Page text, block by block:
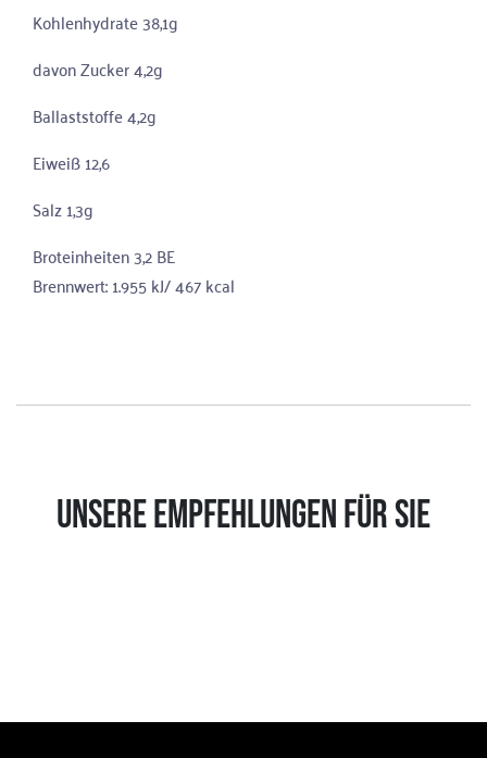
Kohlenhydrate 38,1g
davon Zucker 4,2g
Ballaststoffe 4,2g
Eiweiß 12,6
Salz 1,3g
Broteinheiten 3,2 BE
Brennwert: 1.955 kJ/ 467 kcal
UNSERE EMPFEHLUNGEN FÜR SIE